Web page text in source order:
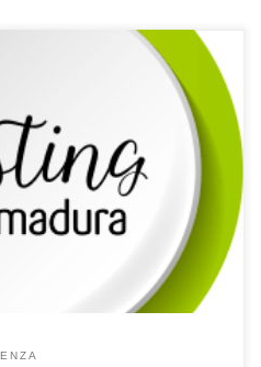
3 Estrellas
Tipo: Casa
Localidad: CHELES
de San Blas
Página web: Web
por correo electrónico
distintiva 🗺Ubicación